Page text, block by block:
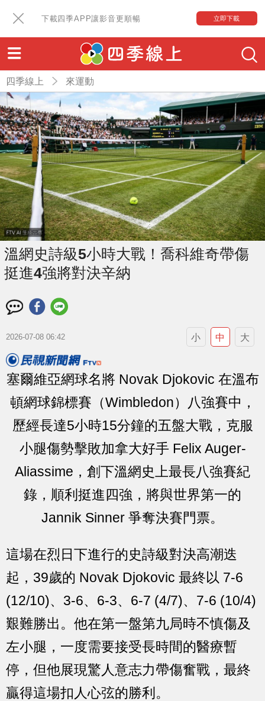
下載四季APP讓影音更順暢 立即下載
四季線上 來運動
溫網史詩級5小時大戰！喬科維奇帶傷
挺進4強將對決辛納
2026-07-08 06:42 小 中 大
塞爾維亞網球名將 Novak Djokovic 在溫布
頓網球錦標賽（Wimbledon）八強賽中，
歷經長達5小時15分鐘的五盤大戰，克服
小腿傷勢擊敗加拿大好手 Felix Auger-
Aliassime，創下溫網史上最長八強賽紀
錄，順利挺進四強，將與世界第一的
Jannik Sinner 爭奪決賽門票。
這場在烈日下進行的史詩級對決高潮迭
起，39歲的 Novak Djokovic 最終以 7-6
(12/10)、3-6、6-3、6-7 (4/7)、7-6 (10/4)
艱難勝出。他在第一盤第九局時不慎傷及
左小腿，一度需要接受長時間的醫療暫
停，但他展現驚人意志力帶傷奮戰，最終
贏得這場扣人心弦的勝利。